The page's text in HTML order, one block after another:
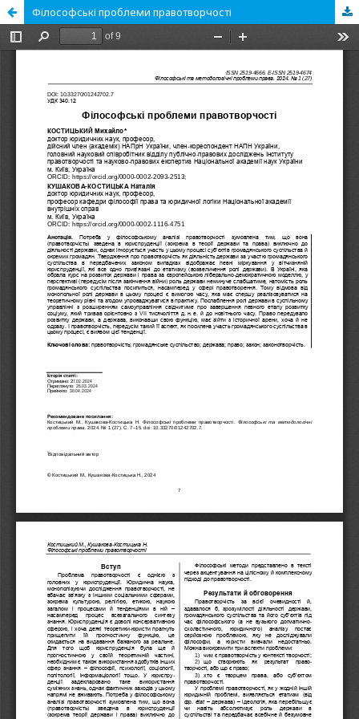
Філософські проблеми правотворчості